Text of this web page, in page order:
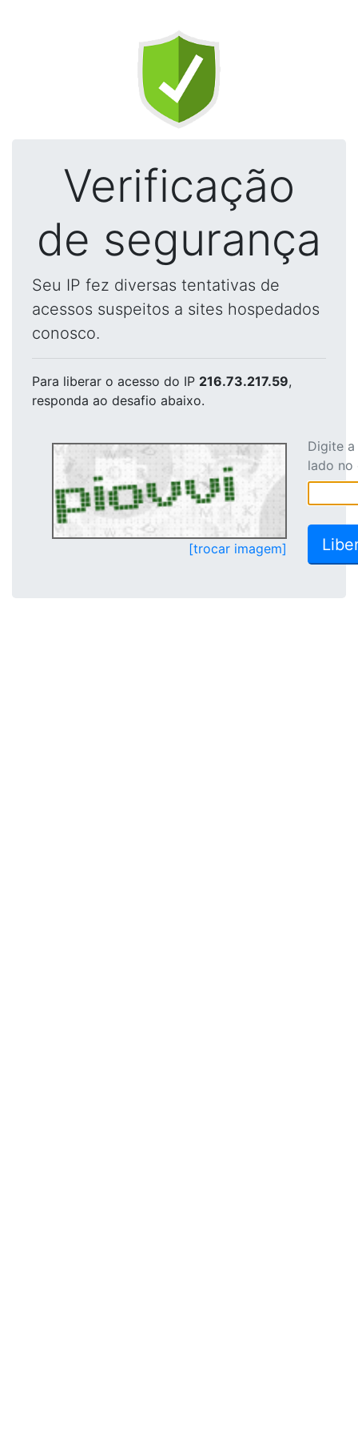
Verificação
de segurança
Seu IP fez diversas tentativas de
acessos suspeitos a sites hospedados
conosco.
Para liberar o acesso do IP 216.73.217.59,
responda ao desafio abaixo.
[trocar imagem]
Digite
lado no